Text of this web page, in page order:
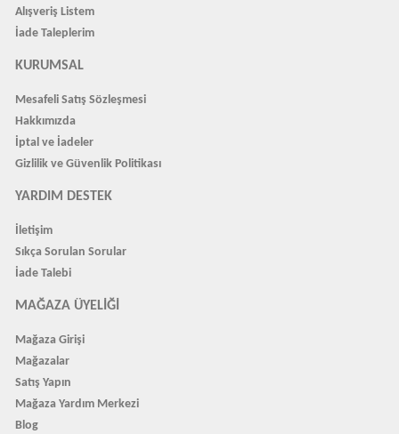
Alışveriş Listem
İade Taleplerim
KURUMSAL
Mesafeli Satış Sözleşmesi
Hakkımızda
İptal ve İadeler
Gizlilik ve Güvenlik Politikası
YARDIM DESTEK
İletişim
Sıkça Sorulan Sorular
İade Talebi
MAĞAZA ÜYELIĞI
Mağaza Girişi
Mağazalar
Satış Yapın
Mağaza Yardım Merkezi
Blog